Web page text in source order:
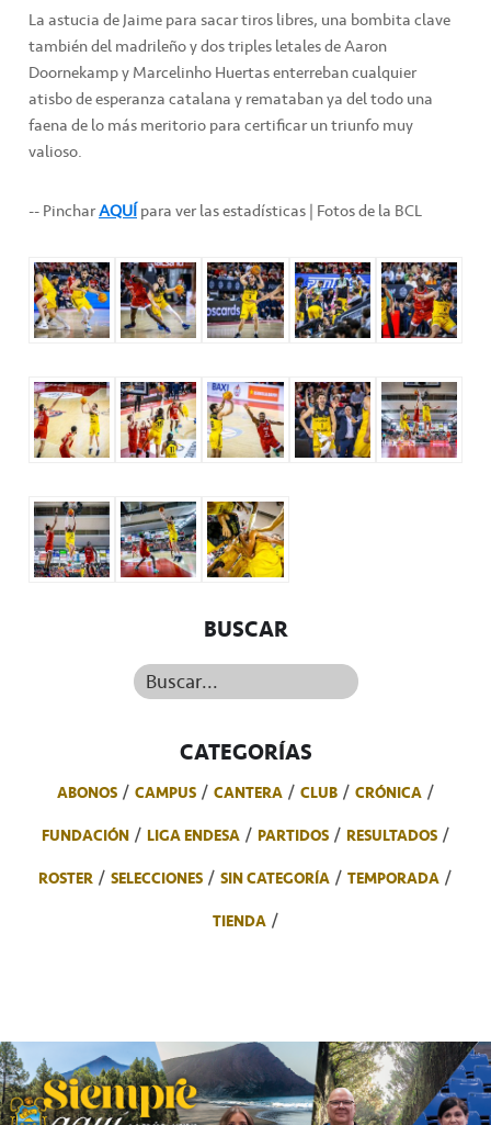
La astucia de Jaime para sacar tiros libres, una bombita clave
también del madrileño y dos triples letales de Aaron
Doornekamp y Marcelinho Huertas enterreban cualquier
atisbo de esperanza catalana y remataban ya del todo una
faena de lo más meritorio para certificar un triunfo muy
valioso.
-- PincharAQUÍpara ver las estadísticas | Fotos de la BCL
BUSCAR
Buscar...
CATEGORÍAS
ABONOS CAMPUS CANTERA CLUB
CRÓNICA
FUNDACIÓN
LIGA ENDESA PARTIDOS
RESULTADOS
ROSTER
SELECCIONES SIN CATEGORÍA
TEMPORADA
TIENDA